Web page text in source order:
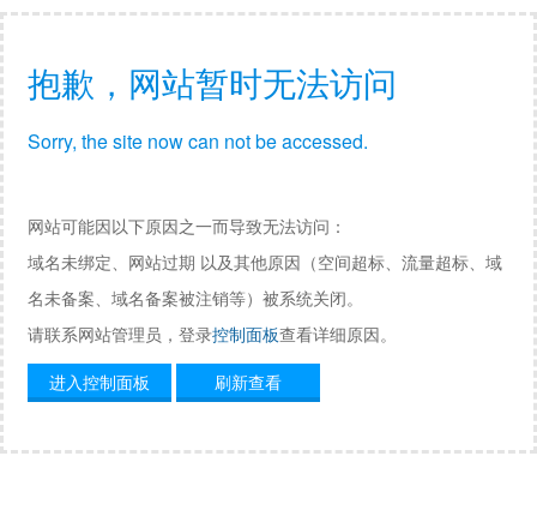
抱歉，网站暂时无法访问
Sorry, the site now can not be accessed.
网站可能因以下原因之一而导致无法访问：
域名未绑定、网站过期 以及其他原因（空间超标、流量超标、域
名未备案、域名备案被注销等）被系统关闭。
请联系网站管理员，登录控制面板查看详细原因。
进入控制面板
刷新查看